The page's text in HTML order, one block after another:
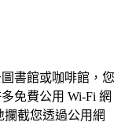
書館或咖啡館，您
免費公用 Wi-Fi 網
截您透過公用網